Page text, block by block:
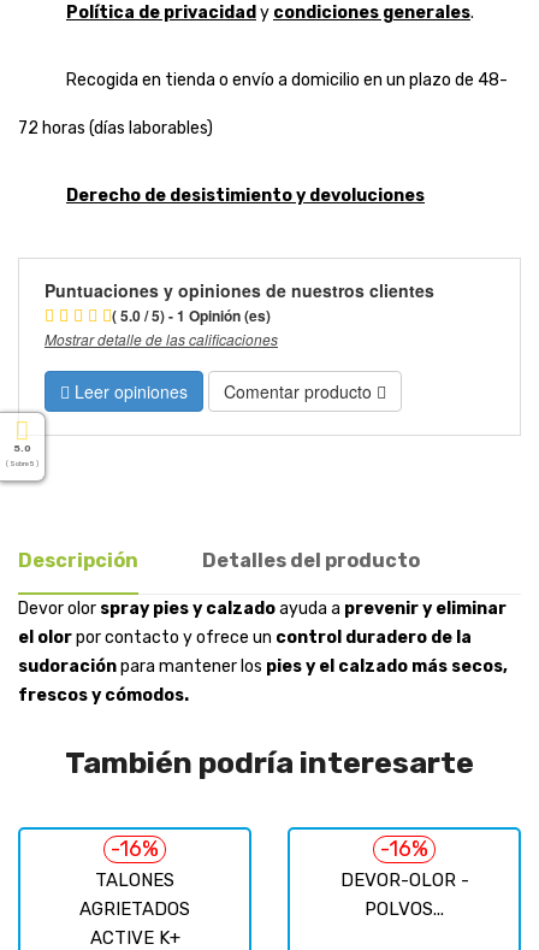
Política de privacidad y condiciones generales.
Recogida en tienda o envío a domicilio en un plazo de 48-
72 horas (días laborables)
Derecho de desistimiento y devoluciones
Puntuaciones y opiniones de nuestros clientes
( 5.0 / 5) - 1 Opinión (es)
Mostrar detalle de las calificaciones
Leer opiniones Comentar producto
Descripción Detalles del producto
Devor olor spray pies y calzadoayuda a prevenir y eliminar
el olorpor contacto y ofrece un control duradero de la
sudoraciónpara mantener los pies y el calzado más secos,
frescos y cómodos.
También podría interesarte
TALONES
AGRIETADOS
ACTIVE K+
-16%
DEVOR-OLOR -
POLVOS...
-16%
5.0
( Sobre 5 )